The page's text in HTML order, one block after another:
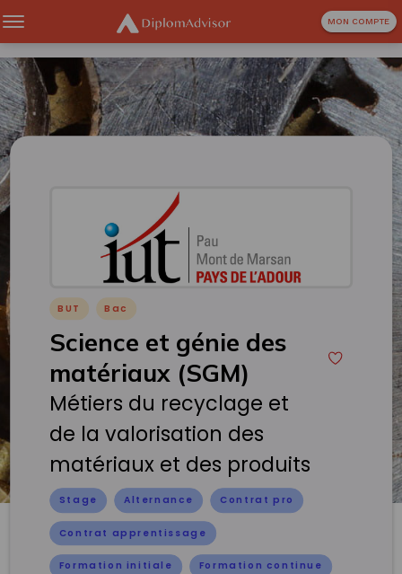
MON COMPTE
BUT Bac
Science et génie des
matériaux (SGM)
Métiers du recyclage et
de la valorisation des
matériaux et des produits
Stage Alternance Contrat pro
Contrat apprentissage
Formation initiale Formation continue